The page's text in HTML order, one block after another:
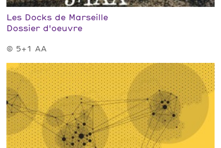
Les Docks de Marseille
Dossier d'oeuvre
© 5+1 AA